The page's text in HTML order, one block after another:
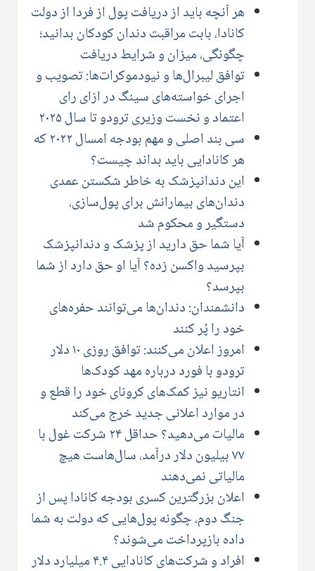
هر آنچه باید از دریافت پول از فردا از دولت
کانادا، بابت مراقبت دندان کودکان بدانید؛
چگونگی، میزان و شرایط دریافت
توافق لیبرال‌ها و نیودموکرات‌ها: تصویب و
اجرای خواسته‌های سینگ در ازای رای
اعتماد و نخست وزیری ترودو تا سال ۲۰۲۵
سی بند اصلی و مهم بودجه امسال ۲۰۲۲ که
هر کانادایی باید بداند چیست؟
این دندانپزشک به خاطر شکستن عمدی
دندان‌های بیمارانش برای پول‌سازی،
دستگیر و محکوم شد
آیا شما حق دارید از پزشک و دندانپزشک
بپرسید واکسن زده؟ آیا او حق دارد از شما
بپرسد؟
دانشمندان: دندان‌ها می‌توانند حفره‌های
خود را پُر کنند
امروز اعلان می‌کنند: توافق روزی ۱۰ دلار
ترودو با فورد درباره مهد کودک‌ها
انتاریو نیز کمک‌های کرونای خود را قطع و
در موارد اعلانی جدید خرج می‌کند
مالیات می‌دهید؟ حداقل ۲۴ شرکت غول با
۷۷ بیلیون دلار درآمد، سال‌هاست هیچ
مالیاتی نمی‌دهند
اعلان بزرگترین کسری بودجه کانادا پس از
جنگ دوم، چگونه پول‌هایی که دولت به شما
داده بازپرداخت می‌شوند؟
افراد و شرکت‌های کانادایی ۴.۴ میلیارد دلار